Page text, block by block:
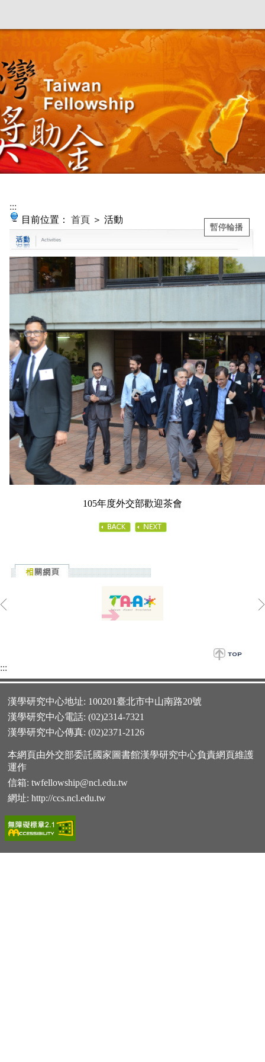
:::
目前位置： 首頁 ＞ 活動
105年度外交部歡迎茶會
暫停輪播
:::
漢學研究中心地址: 100201臺北市中山南路20號
漢學研究中心電話: (02)2314-7321
漢學研究中心傳真: (02)2371-2126
本網頁由外交部委託國家圖書館漢學研究中心負責網頁維護
運作
信箱: twfellowship@ncl.edu.tw
網址: http://ccs.ncl.edu.tw